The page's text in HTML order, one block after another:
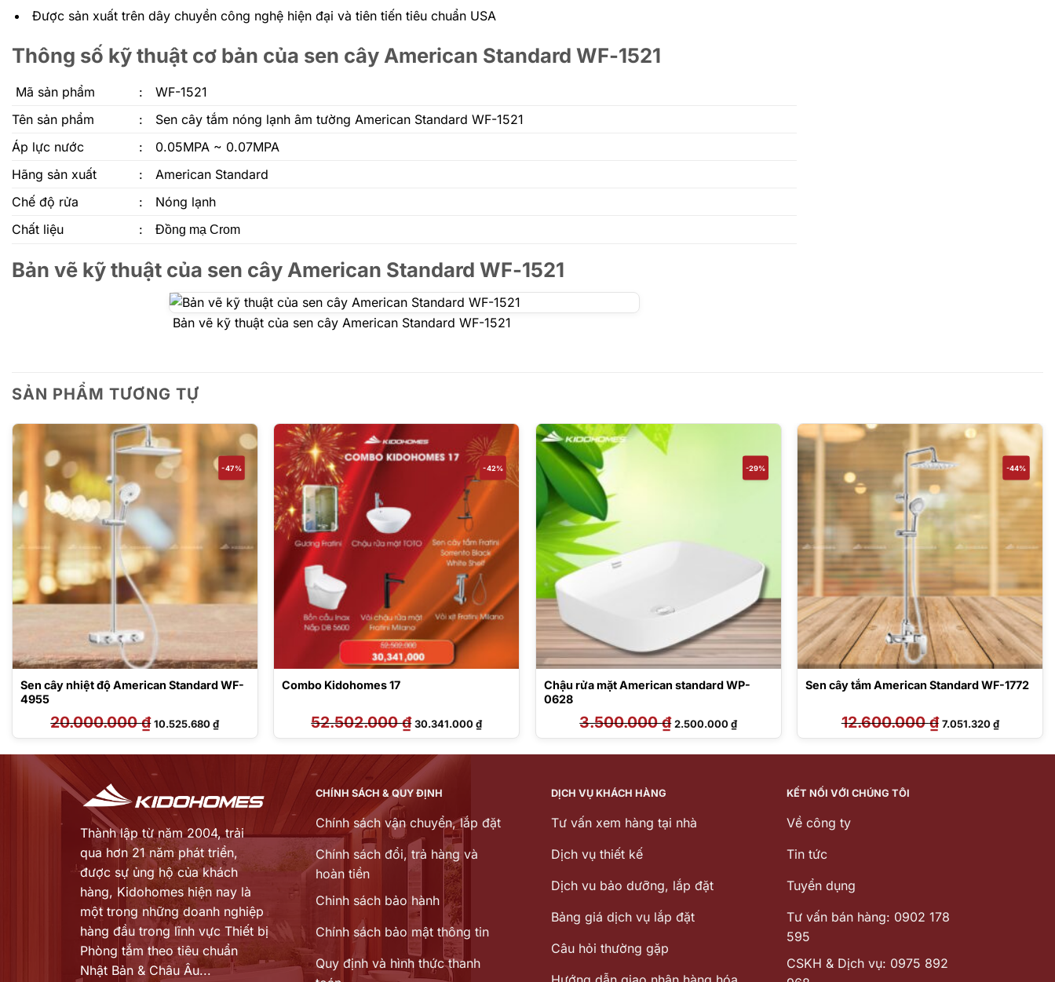
Được sản xuất trên dây chuyền công nghệ hiện đại và tiên tiến tiêu chuẩn USA
Thông số kỹ thuật cơ bản của sen cây American Standard WF-1521
Mã sản phẩm :
WF-1521
Tên sản phẩm
: Sen cây tắm nóng lạnh âm tường American StandardWF-1521
Áp lực nước
:
0.05MPA ~ 0.07MPA
Hãng sản xuất
:
American Standard
Chế độ rửa
:
Nóng lạnh
Chất liệu
: Đồng mạ Crom
Bản vẽ kỹ thuật của sen cây American Standard WF-1521
Bản vẽ kỹ thuật của sen cây American Standard WF-1521
SẢN PHẨM TƯƠNG TỰ
-47%
Sen cây nhiệt độ American Standard WF-
4955
20.000.000₫ Giá
gốc
là:
10.525.680₫Giá
hiện
tại
10.525.680 ₫.
-42%
Combo Kidohomes 17
52.502.000₫ Giá
gốc
là:
30.341.000₫Giá
hiện
tại
30.341.000 ₫.
-29%
Chậu rửa mặt American standard WP-
0628
3.500.000₫ Giá
gốc
là:
2.500.000₫Giá
hiện
tại
2.500.000 ₫.
-44%
Sen cây tắm American Standard WF-1772
12.600.000₫ Giá
gốc
là:
7.051.320₫Giá
hiện
tại
7.051.320
Thành lập từ năm 2004, trải
qua hơn 21 năm phát triển,
được sự ủng hộ của khách
hàng, Kidohomes hiện nay là
một trong những doanh nghiệp
hàng đầu trong lĩnh vực Thiết bị
Phòng tắm theo tiêu chuẩn
Nhật Bản & Châu Âu...
CHÍNH SÁCH & QUY ĐỊNH
Chính sách vận chuyển, lắp đặt
Chính sách đổi, trả hàng và
hoàn tiền
Chinh sách bảo hành
Chính sách bảo mật thông tin
Quy định và hình thức thanh
DỊCH VỤ KHÁCH HÀNG
Tư vấn xem hàng tại nhà
Dịch vụ thiết kế
Dịch vu bảo dưỡng, lắp đặt
Bảng giá dịch vụ lắp đặt
Câu hỏi thường gặp
KẾT NỐI VỚI CHÚNG TÔI
Về công ty
Tin tức
Tuyển dụng
Tư vấn bán hàng: 0902 178
595
CSKH & Dịch vụ: 0975 892